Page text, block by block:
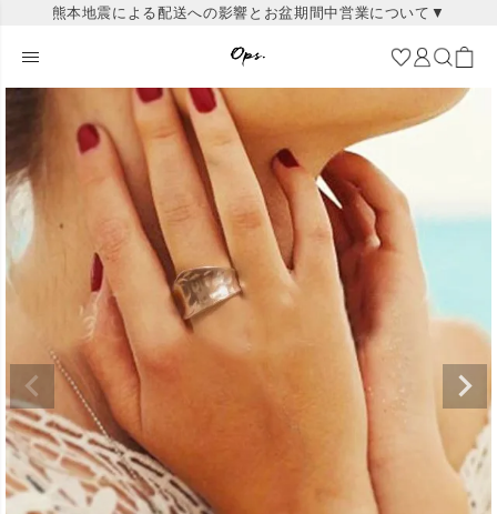
熊本地震による配送への影響とお盆期間中営業について▼